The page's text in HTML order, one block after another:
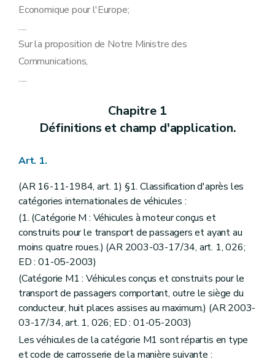
Art. 58
Art. 60
Art. 61
Art. 67
Art. 69
Art. 70bis
Art. 71
Art. 72
Art. 73
Art. 74
Art. 75
Art. 76
Chapitre 8 Dispositions spéciales.
Art. 77
Art. 78
Art. 78bis
Chapitre 9
Mise en vigueur et dispositions finales.
Art. 79
Art. 80
Art. 81
Economique pour l'Europe;
.....
Sur la proposition de Notre Ministre des
Communications,
.....
Chapitre 1
Définitions et champ d'application.
Art. 1.
(AR 16-11-1984, art. 1) §1. Classification d'après les
catégories internationales de véhicules :
(1. (Catégorie M : Véhicules à moteur conçus et
construits pour le transport de passagers et ayant au
moins quatre roues.) (AR 2003-03-17/34, art. 1, 026;
ED : 01-05-2003)
(Catégorie M1 : Véhicules conçus et construits pour le
transport de passagers comportant, outre le siège du
conducteur, huit places assises au maximum.) (AR 2003-
03-17/34, art. 1, 026; ED : 01-05-2003)
Les véhicules de la catégorie M1 sont répartis en type
et code de carrosserie de la manière suivante :